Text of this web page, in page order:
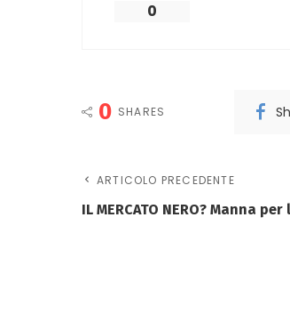
0
0 SHARES
ARTICOLO PRECEDENTE
IL MERCATO NERO? Manna per